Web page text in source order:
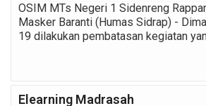
OSIM MTs Negeri 1 Sidenreng
Masker Baranti (Humas Sidrap) -
19 dilakukan pembatasan kegiatan
Elearning Madrasah